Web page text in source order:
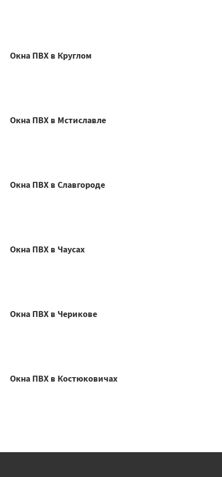
Окна ПВХ в Круглом
Окна ПВХ в Мстиславле
Окна ПВХ в Славгороде
Окна ПВХ в Чаусах
Окна ПВХ в Черикове
Окна ПВХ в Костюковичах